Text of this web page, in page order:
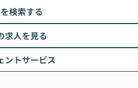
検索する
求人を見る
ントサービス